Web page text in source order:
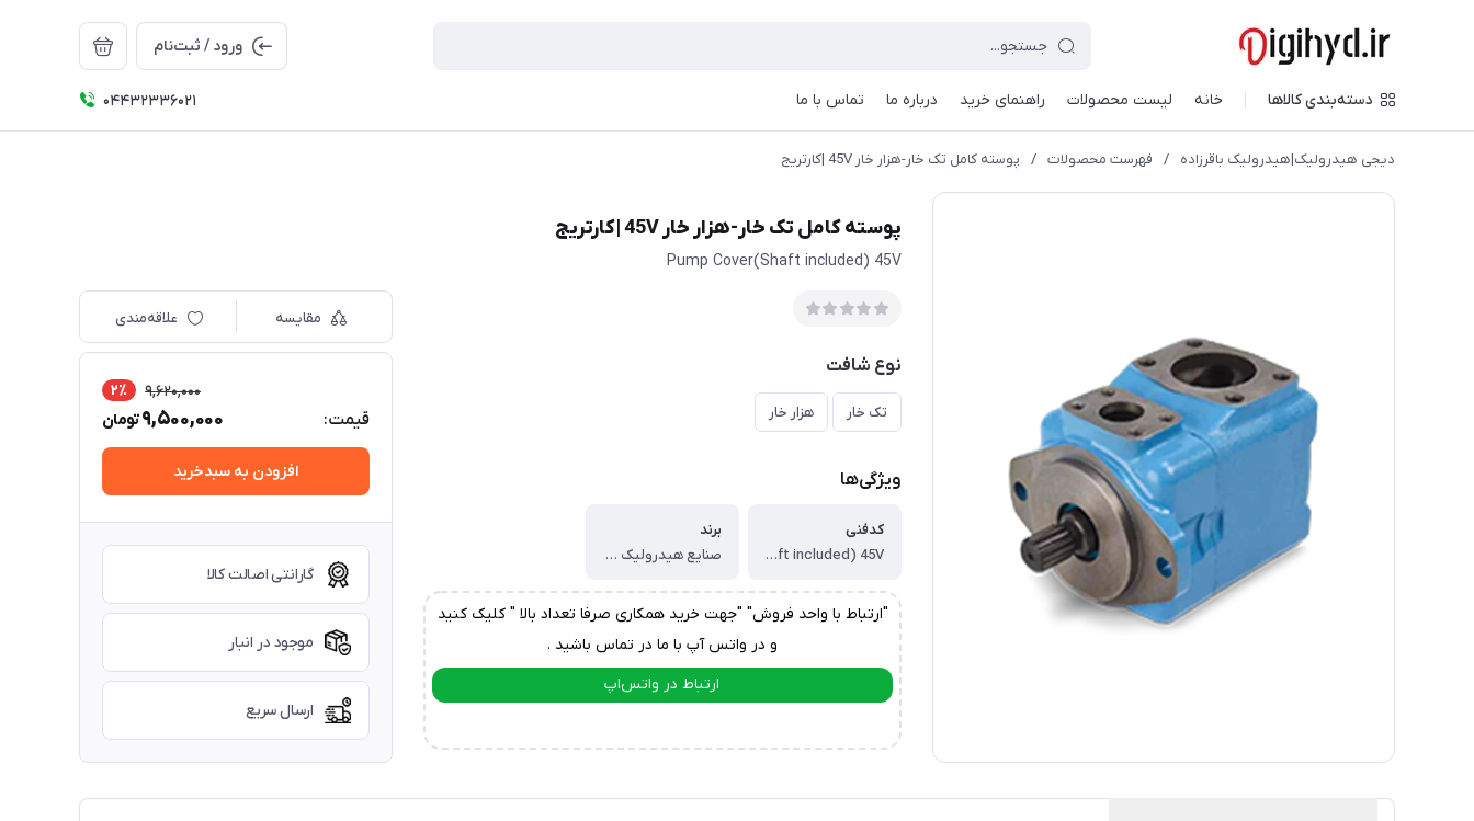
ورود / ثبت‌نام
دسته‌بندی کالاها خانه لیست محصولات راهنمای خرید درباره ما تماس با ما 04432336021
دیجی هیدرولیک|هیدرولیک باقرزاده / فهرست محصولات / پوسته کامل تک خار-هزار خار 45V |کارتریج
پوسته کامل تک خار-هزار خار 45V |کارتریج
Pump Cover(Shaft included) 45V
نوع شافت
تک خار هزار خار
ویژگی‌ها
کدفنی
Pump Cover(Shaft included) 45V
برند
صنایع هیدرولیک ایرانیان
"ارتباط با واحد فروش" "جهت خرید همکاری صرفا تعداد بالا " کلیک کنید
و در واتس آپ با ما در تماس باشید .
ارتباط در واتس‌اپ
مقایسه علاقه‌مندی
قیمت:
9,620,000 2٪
9,500,000تومان
افزودن به سبدخرید
گارانتی اصالت کالا
موجود در انبار
ارسال سریع